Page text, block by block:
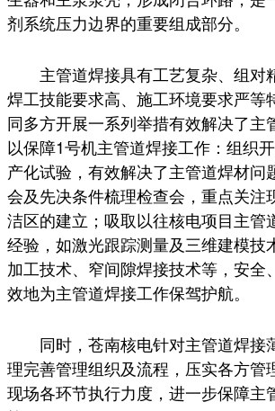
剂系统压力边界的重要组成部分。
主管道焊接具有工艺复杂、组对
焊工技能要求高、施工环境要求严等
同多方开展一系列举措有效解决了主
以保障1号机主管道焊接工作：组织
产化试验，有效解决了主管道焊材问
会及先决条件梳理检查会，重点关注
洁区的建立；吸取以往核电项目主管
经验，如激光跟踪测量及三维建模技
加工技术、窄间隙焊接技术等，安全
效地为主管道焊接工作保驾护航。
同时，苍南核电针对主管道焊接
理完善管理组织及流程，压实各方管
现场各环节执行力度，进一步保障主